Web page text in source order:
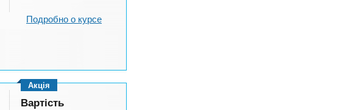
Подробно о курсе
Акція
Вартість